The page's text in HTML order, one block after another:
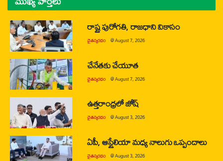
రాష్ట్ర పురోగతి, రాజధాని వికాసం
చైతన్యరధం @August 7, 2026
చేనేతకు చేయూత
చైతన్యరధం @August 7, 2026
ఉత్తరాంధ్రలో జోష్
చైతన్యరధం @August 3, 2026
ఏపీ, ఆస్ట్రేలియా మధ్య నాలుగు ఒప్పందాలు
చైతన్యరధం @August 3, 2026